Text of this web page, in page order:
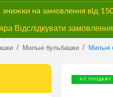
знижки на замовлення від
Відслідкувати
/ Мильні бульбашки / Мильні
ХІТ ПРОДАЖУ